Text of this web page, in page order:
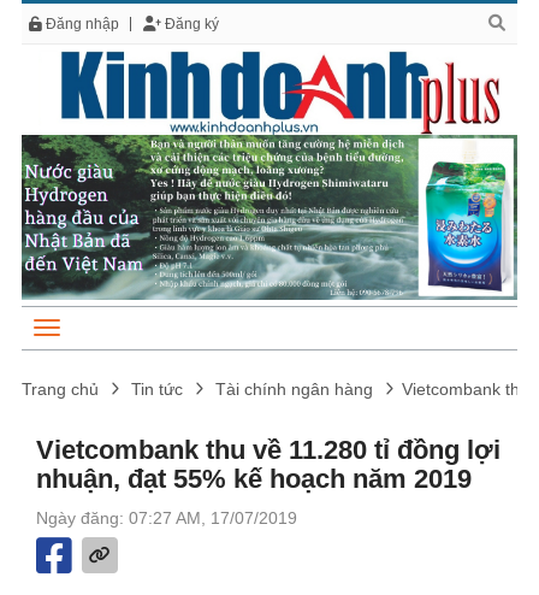
Đăng nhập Đăng ký
Trang chủ Tin tức Tài chính ngân hàng Vietcombank thu
Vietcombank thu về 11.280 tỉ đồng lợi
nhuận, đạt 55% kế hoạch năm 2019
Ngày đăng: 07:27 AM, 17/07/2019